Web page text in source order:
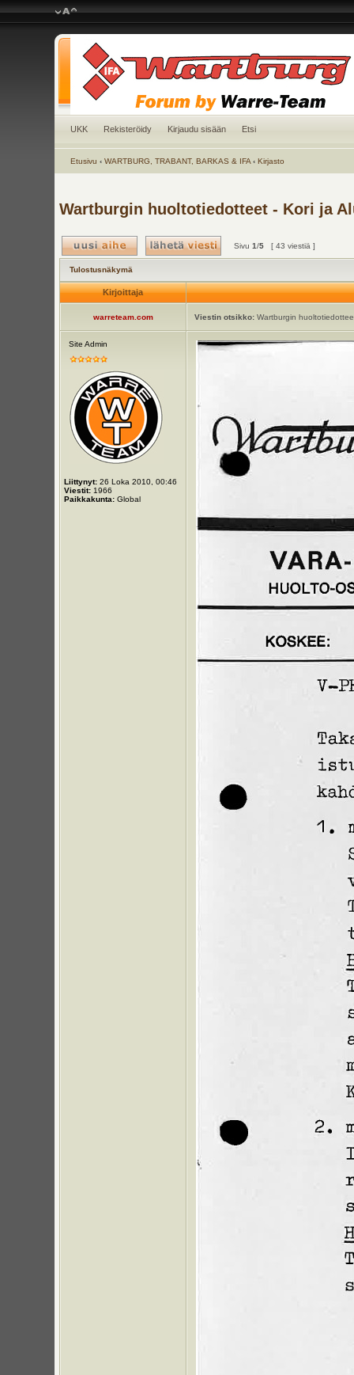
UKK Rekisteröidy Kirjaudu sisään Etsi
Etusivu ‹ WARTBURG, TRABANT, BARKAS & IFA ‹ Kirjasto
Wartburgin huoltotiedotteet - Kori ja
Sivu 1/5[ 43 viestiä ]
Tulostusnäkymä
Kirjoittaja
warreteam.com Viestin otsikko:Wartburgin
Site Admin
Liittynyt:26 Loka 2010, 00:46
Viestit:1966
Paikkakunta:Global